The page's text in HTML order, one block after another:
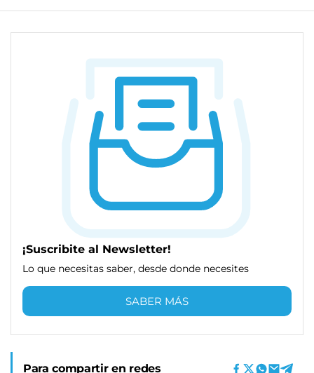
¡Suscribite al Newsletter!
Lo que necesitas saber, desde donde necesites
SABER MÁS
Para compartir en redes